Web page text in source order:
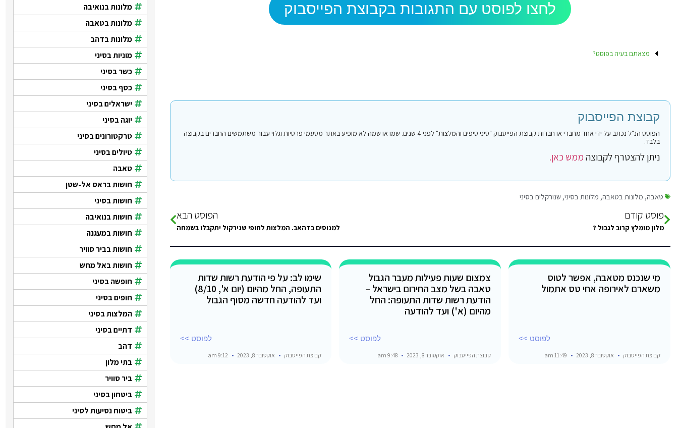
לחצו לפוסט עם התגובות בקבוצת הפייסבוק
מצאתם בעיה בפוסט?
קבוצת הפייסבוק
הפוסט הנ"ל נכתב על ידי אחד מחברי או חברות קבוצת הפייסבוק "סיני טיפים והמלצות" לפני 4 שנים. שמו או שמה לא מופיע באתר מטעמי פרטיות וגלוי עבור משתמשים החברים בקבוצה
בלבד.
ניתן להצטרף לקבוצהממש כאן.
טאבה, מלונות בטאבה, מלונות בסיני, שנורקלים בסיני
פוסט קודם
מלון מומלץ קרוב לגבול ?
הפוסט הבא
למנוסים בדהאב. המלצות לחופי שנירקול יתקבלו בשמחה
מי שנכנס מטאבה, אפשר לטוס
משארם לאירופה אחי טס אתמול
לפוסט >>
קבוצת הפייסבוק אוקטובר 8, 2023
צמצום שעות פעילות מעבר הגבול
טאבה בשל מצב החירום בישראל –
הודעת רשות שדות התעופה: החל
מהיום (א') ועד להודעה
לפוסט >>
קבוצת הפייסבוק אוקטובר 8, 2023
שימו לב: על פי הודעת רשות שדות
התעופה, החל מהיום (יום א', 8/10)
ועד להודעה חדשה מסוף הגבול
לפוסט >>
קבוצת הפייסבוק אוקטובר 8, 2023
מלונות בנואיבה
מלונות בטאבה
מלונות בדהב
מוניות בסיני
כשר בסיני
כסף בסיני
ישראלים בסיני
יוגה בסיני
טרקטורונים בסיני
טיולים בסיני
טאבה
חושות בראס אל-שטן
חושות בסיני
חושות בנואיבה
חושות במעגנה
חושות בביר סוויר
חושות באל מחש
חופשה בסיני
חופים בסיני
המלצות בסיני
דתיים בסיני
דהב
בתי מלון
ביר סוויר
ביטחון בסיני
ביטוח נסיעות לסיני